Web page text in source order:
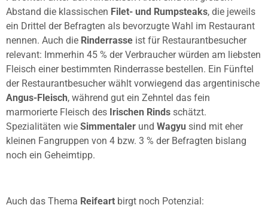
Abstand die klassischen Filet- und Rumpsteaks, die jeweils
ein Drittel der Befragten als bevorzugte Wahl im Restaurant
nennen. Auch die Rinderrasse ist für Restaurantbesucher
relevant: Immerhin 45 % der Verbraucher würden am liebsten
Fleisch einer bestimmten Rinderrasse bestellen. Ein Fünftel
der Restaurantbesucher wählt vorwiegend das argentinische
Angus-Fleisch, während gut ein Zehntel das fein
marmorierte Fleisch des Irischen Rinds schätzt.
Spezialitäten wie Simmentaler und Wagyu sind mit eher
kleinen Fangruppen von 4 bzw. 3 % der Befragten bislang
noch ein Geheimtipp.
Auch das Thema Reifeart birgt noch Potenzial: